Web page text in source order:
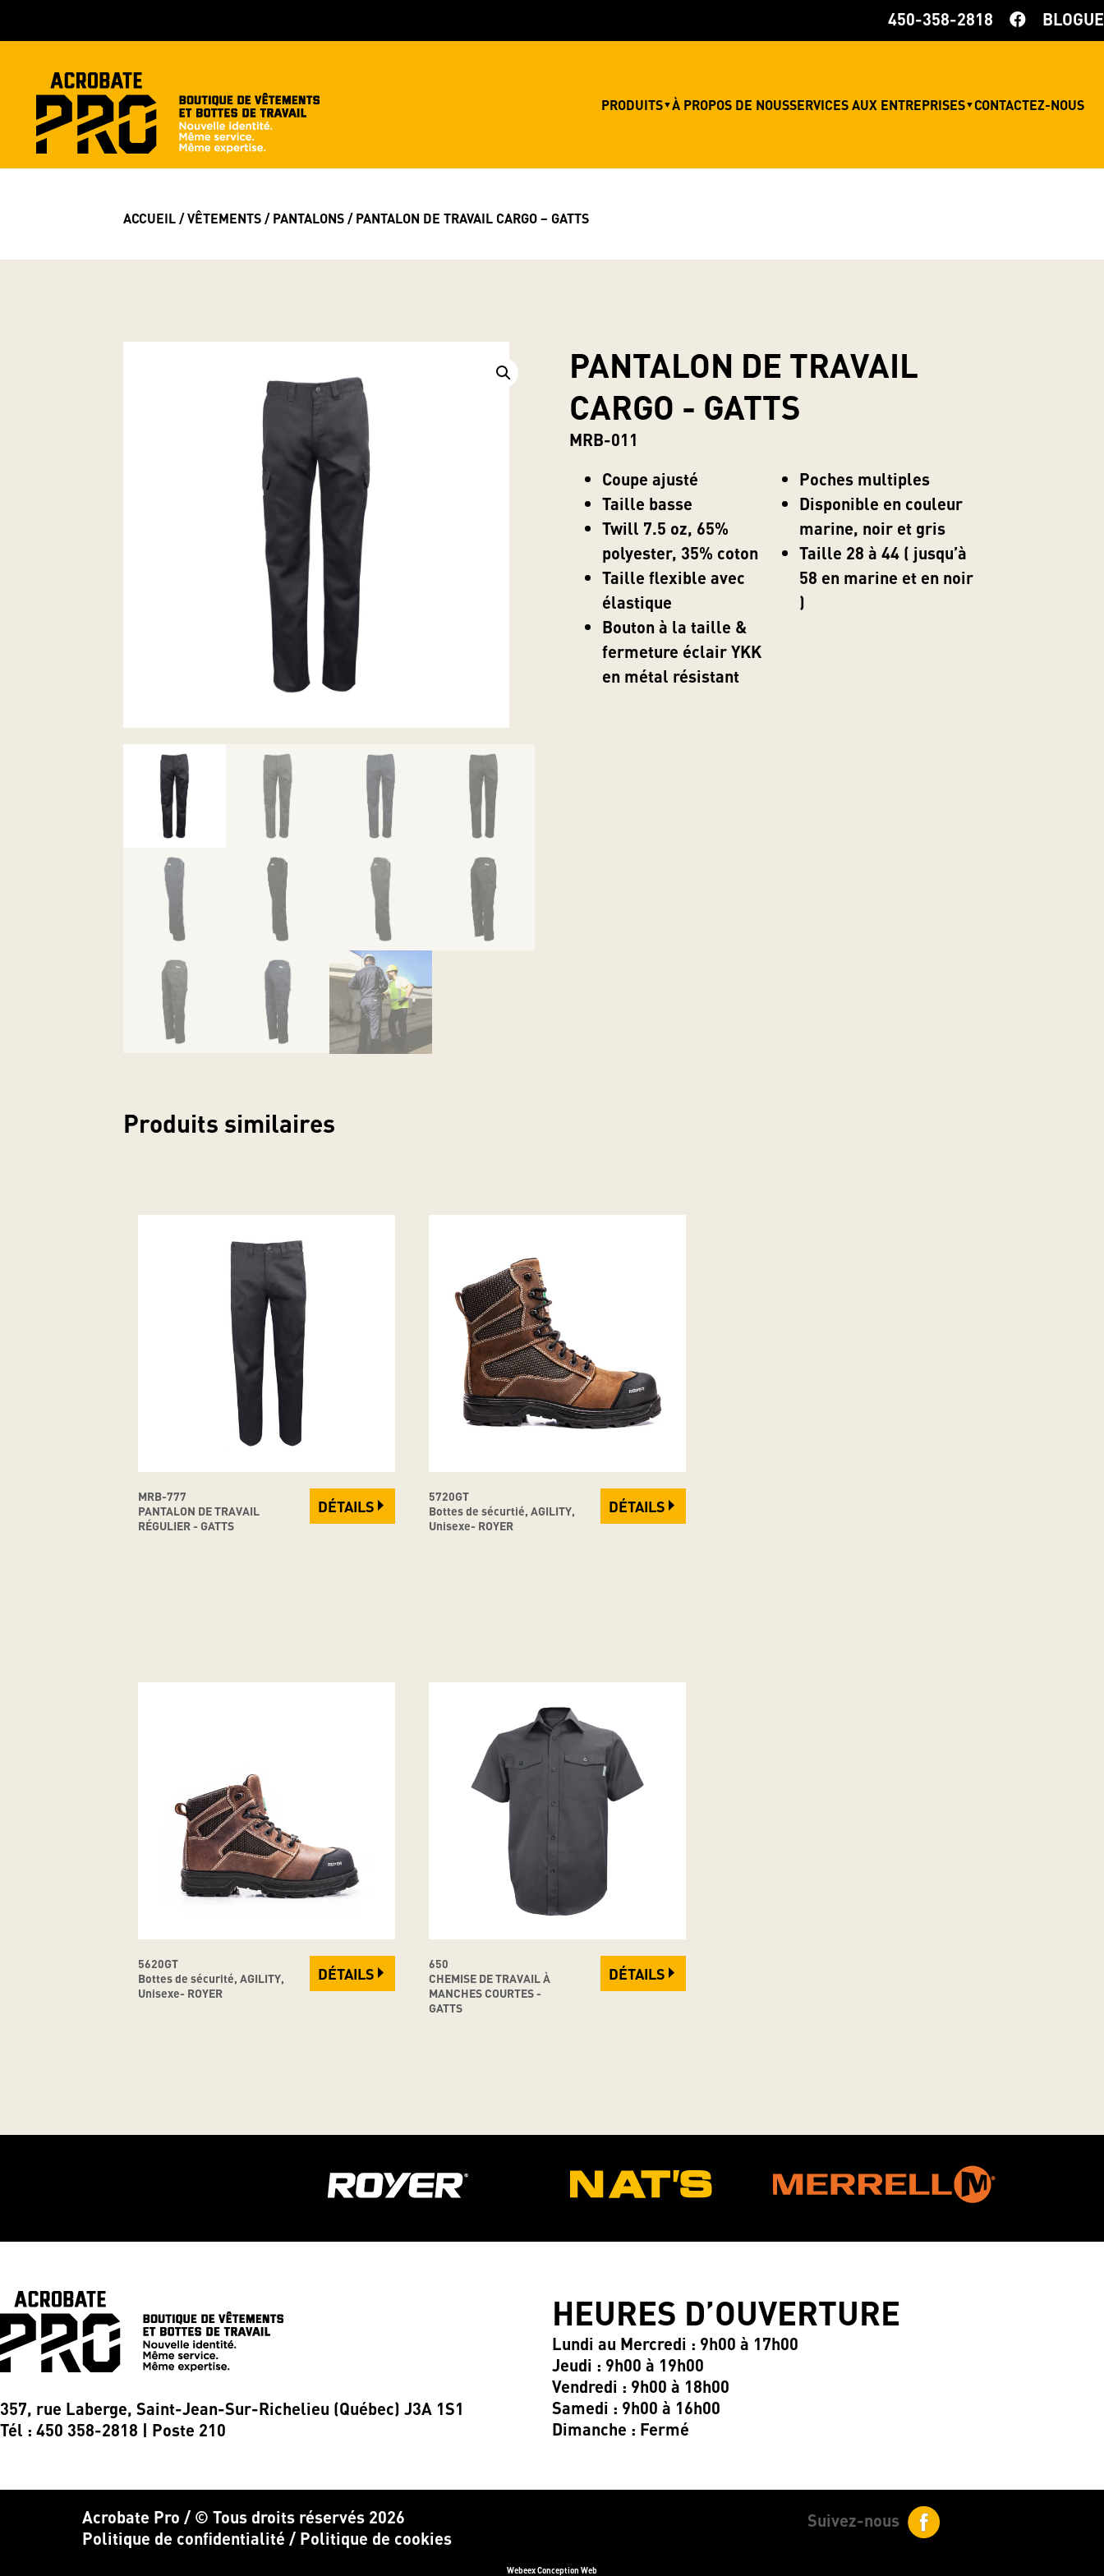
BLOGUE
450-358-2818
PRODUITS▼À PROPOS DE NOUSSERVICES AUX ENTREPRISES▼ CONTACTEZ-NOUS
ACCUEIL/VÊTEMENTS/PANTALONS/ PANTALON DE TRAVAIL CARGO – GATTS
PANTALON DE TRAVAIL
CARGO - GATTS
MRB-011
Coupe ajusté
Taille basse
Twill 7.5 oz, 65%
polyester, 35% coton
Taille flexible avec
élastique
Bouton à la taille &
fermeture éclair YKK
en métal résistant
Poches multiples
Disponible en couleur
marine, noir et gris
Taille 28 à 44 ( jusqu’à
58 en marine et en noir
)
Produits similaires
MRB-777
PANTALON DE TRAVAIL
RÉGULIER - GATTS
DÉTAILS
5720GT
Bottes de sécurtié, AGILITY,
Unisexe- ROYER
DÉTAILS
5620GT
Bottes de sécurité, AGILITY,
Unisexe- ROYER
DÉTAILS
650
CHEMISE DE TRAVAIL À
MANCHES COURTES -
GATTS
DÉTAILS
357, rue Laberge, Saint-Jean-Sur-Richelieu (Québec) J3A 1S1
Tél : 450 358-2818 | Poste 210
HEURES D’OUVERTURE
Lundi au Mercredi : 9h00 à 17h00
Jeudi : 9h00 à 19h00
Vendredi : 9h00 à 18h00
Samedi : 9h00 à 16h00
Dimanche : Fermé
Acrobate Pro / © Tous droits réservés 2026
Suivez-nous
Politique de confidentialité / Politique de cookies
Webeex Conception Web